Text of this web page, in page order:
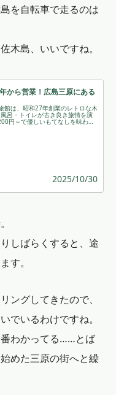
を自転車で走るのは
木島、いいですね。
から営業！広島三原にある
館は、昭和27年創業のレトロな木
呂・トイレが古き良き旅情を演
円～で優しいもてなしを味わえ
魅力です。 ￼
2025/10/30
しばらくすると、途
す。
ングしてきたので、
でいるわけですね。
わかってる……とば
めた三原の街へと繰